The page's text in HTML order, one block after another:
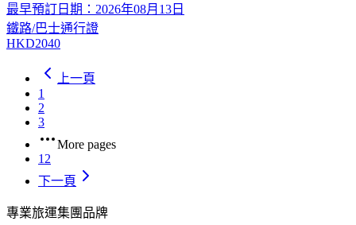
最早預訂日期：2026年08月13日
鐵路/巴士通行證
HKD2040
上一頁
1
2
3
More pages
12
下一頁
專業旅運集團品牌